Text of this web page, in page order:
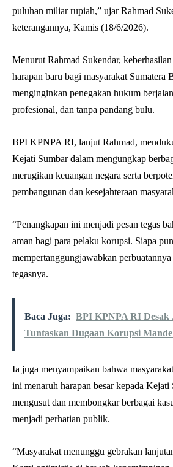
puluhan miliar rupiah,” ujar Rahmad
keterangannya, Kamis (18/6/2026).
Menurut Rahmad Sukendar,
harapan baru bagi masyarakat Sumatera
menginginkan penegakan hukum
profesional, dan tanpa pandang bulu.
BPI KPNPA RI, lanjut Rahmad,
Kejati Sumbar dalam mengungkap
merugikan keuangan negara serta
pembangunan dan kesejahteraan
“Penangkapan ini menjadi pesan tegas
aman bagi para pelaku korupsi. Siapa
mempertanggungjawabkan
tegasnya.
Baca Juga: BPI KPNPA RI Desak
Tuntaskan Dugaan Korupsi
Ia juga menyampaikan bahwa
ini menaruh harapan besar kepada Kejati
mengusut dan membongkar berbagai
menjadi perhatian publik.
“Masyarakat menunggu gebrakan